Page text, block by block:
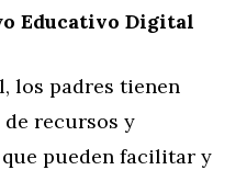
Educativo Digital
los padres tienen
de recursos y
pueden facilitar y